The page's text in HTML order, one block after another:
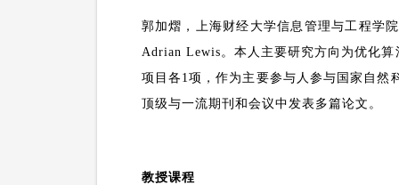
郭加熠，上海财经大学信息管理与工程学
Adrian Lewis 。本人主要研究方向为优化
项目各 1 项，作为主要参与人参与国家自然
顶级与一流期刊和会议中发表多篇论文。
教授课程